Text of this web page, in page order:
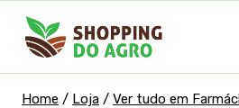
para
Home / Loja / Ver tudo em